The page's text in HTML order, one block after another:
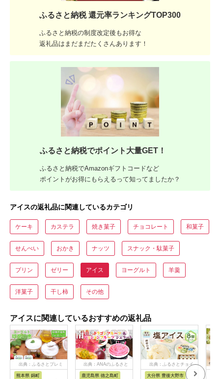
ふるさと納税 還元率ランキングTOP300
ふるさと納税の制度改定後もお得な
返礼品はまだまだたくさんあります！
ふるさと納税でポイント大量GET！
ふるさと納税でAmazonギフトコードなど
ポイントがお得にもらえるって知ってましたか？
アイスの返礼品に関連しているカテゴリ
ケーキ カステラ 焼き菓子 チョコレート 和菓子
せんべい おかき ナッツ スナック・駄菓子
プリン ゼリー アイス ヨーグルト 羊羹
洋菓子 干し柿 その他
アイスに関連しているおすすめの返礼品
出典：ふるさとプレミ
熊本県 錦町
出典：ANAのふるさと
納税
鹿児島県 徳之島町
出典：ふるさとチョイ
大分県 豊後大野市